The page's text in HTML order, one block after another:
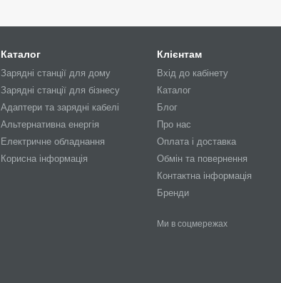
Каталог
Зарядні станції для дому
Зарядні станції для бізнесу
Адаптери та зарядні кабелі
Альтернативна енергія
Електричне обладнання
Корисна інформація
Клієнтам
Вхід до кабінету
Каталог
Блог
Про нас
Оплата і доставка
Обмін та повернення
Контактна інформація
Бренди
Ми в соцмережах